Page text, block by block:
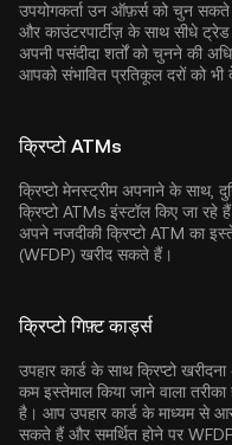
उपयोगकर्ता उन ऑफ़र्स को चुन
और काउंटरपार्टीज़ के साथ सीधे
अपनी पसंदीदा शर्तों को चुनने की
आपको संभावित प्रतिकूल दरों को भी
क्रिप्टो ATMs
क्रिप्टो मेनस्ट्रीम अपनाने के साथ,
क्रिप्टो ATMs इंस्टॉल किए जा रहे
अपने नजदीकी क्रिप्टो ATM का
(WFDP) खरीद सकते हैं।
क्रिप्टो गिफ़्ट कार्ड्स
उपहार कार्ड के साथ क्रिप्टो
कम इस्तेमाल किया जाने वाला
है। आप उपहार कार्ड के माध्यम से
सकते हैं और समर्थित होने पर